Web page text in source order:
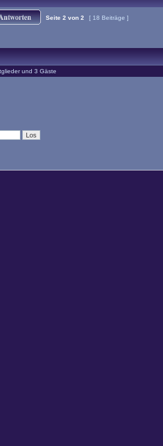
Seite 2 von 2
[ 18 Beiträge ]
und 3 Gäste